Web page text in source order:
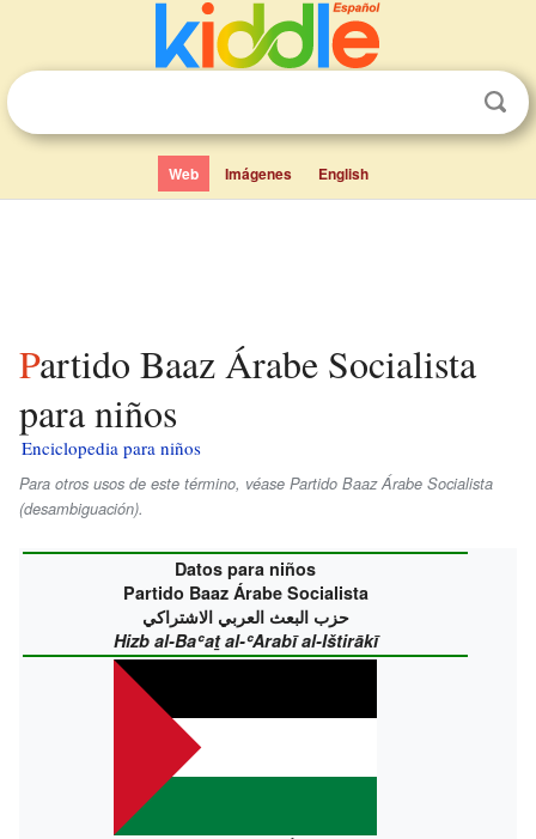
Web Imágenes English
Partido Baaz Árabe Socialista
para niños
Enciclopedia para niños
Para otros usos de este término, véase Partido Baaz Árabe Socialista
(desambiguación).
Datos para niños
Partido Baaz Árabe Socialista
حزب البعث العربي الاشتراكي
Hizb al-Baʿaṯ al-ʿArabī al-Ištirākī